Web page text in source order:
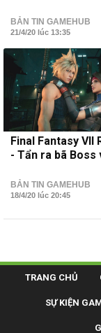
BẢN TIN GAMEHUB
21/4/20 lúc 13:35
Final Fantasy VII
- Tẩn ra bã Boss
BẢN TIN GAMEHUB
18/4/20 lúc 20:45
TRANG CHỦ
SỰ KIỆN